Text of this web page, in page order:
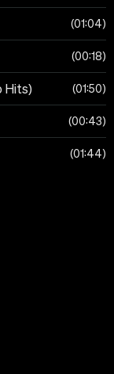
01:04
00:18
Hits) 01:50
00:43
01:44